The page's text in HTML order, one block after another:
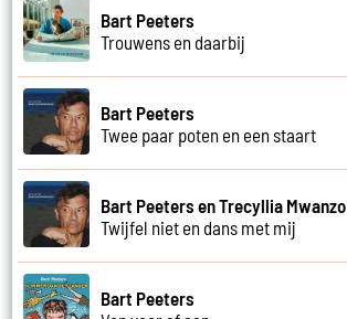
Bart Peeters
Trouwens en daarbij
Bart Peeters
Twee paar poten en een staart
Bart Peeters en Trecyllia Mwanzo
Twijfel niet en dans met mij
Bart Peeters